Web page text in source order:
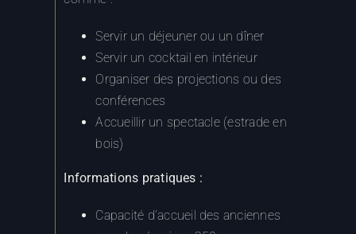
Servir un cocktail en intérieur
Organiser des projections ou des
conférences
Accueillir un spectacle (estrade en
bois)
grandes écuries : 250 personnes